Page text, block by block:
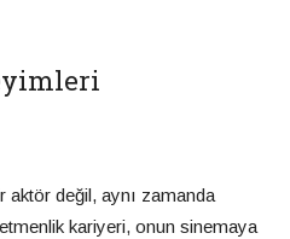
aktör değil, aynı zamanda
kariyeri, onun sinemaya